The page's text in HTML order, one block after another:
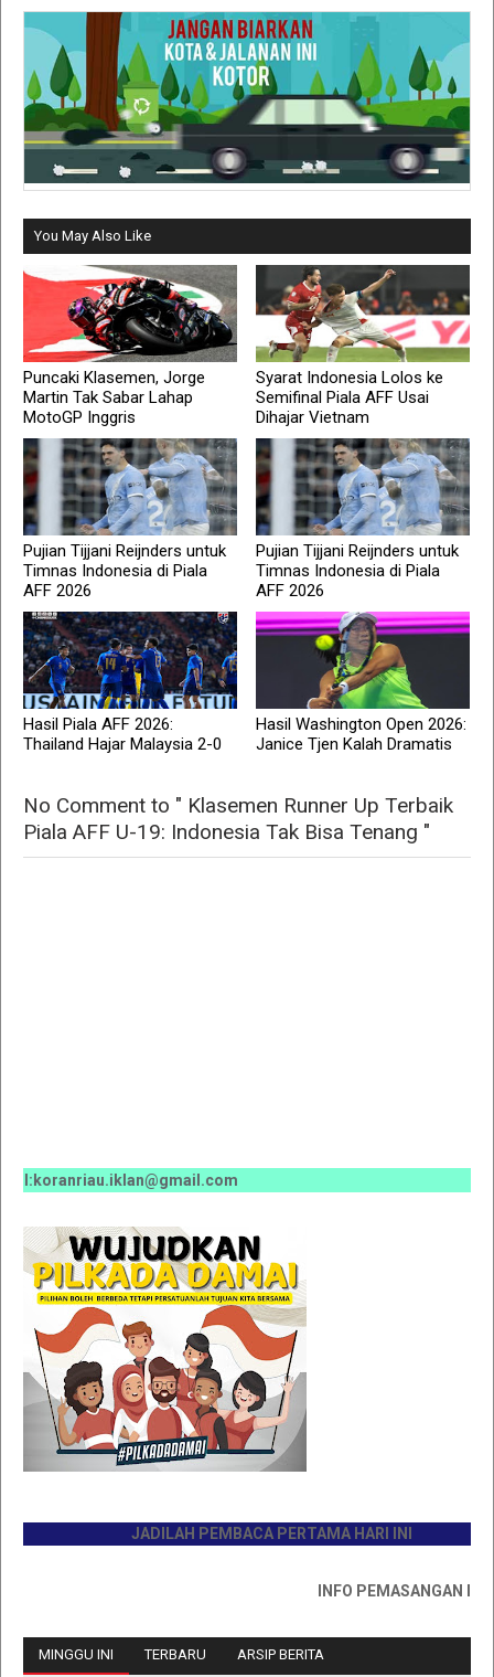
You May Also Like
Puncaki Klasemen, Jorge
Martin Tak Sabar Lahap
MotoGP Inggris
Syarat Indonesia Lolos ke
Semifinal Piala AFF Usai
Dihajar Vietnam
Pujian Tijjani Reijnders untuk
Timnas Indonesia di Piala
AFF 2026
Pujian Tijjani Reijnders untuk
Timnas Indonesia di Piala
AFF 2026
Hasil Piala AFF 2026:
Thailand Hajar Malaysia 2-0
Hasil Washington Open 2026:
Janice Tjen Kalah Dramatis
No Comment to " Klasemen Runner Up Terbaik
Piala AFF U-19: Indonesia Tak Bisa Tenang "
JADILAH PEMBACA PERTAMA HARI INI
INFO PEMASANGAN IKLAN
MINGGU INI TERBARU ARSIP BERITA